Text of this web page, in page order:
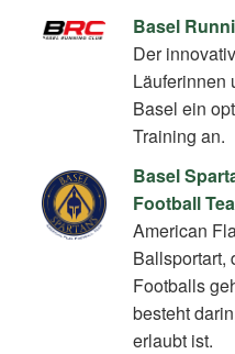
Basel
Der
Läuferinnen
Basel ein
Training an.
Basel
Football
American
Ballsportart,
Footballs
besteht
erlaubt ist.